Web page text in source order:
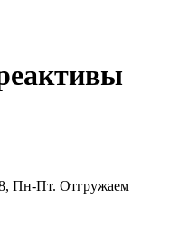
Пн-Пт. Отгружаем